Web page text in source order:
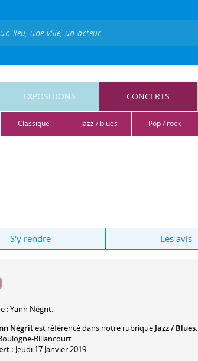
EXPOSITIONS CONCERTS
classique jazz / blues pop / rock
S'y rendre Les avis
:Yann Négrit.
Négritest référencé dans notre rubrique Jazz / Blues.
Billancourt
: Jeudi 17 Janvier 2019